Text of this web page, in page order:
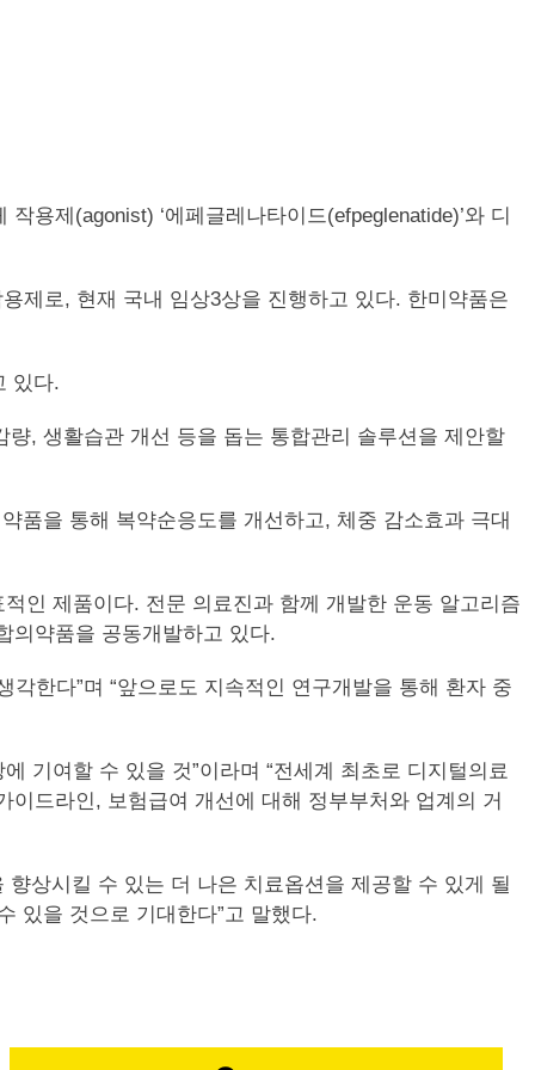
용제(agonist) ‘에페글레나타이드(efpeglenatide)’와 디
제로, 현재 국내 임상3상을 진행하고 있다. 한미약품은
있다.
, 생활습관 개선 등을 돕는 통합관리 솔루션을 제안할
품을 통해 복약순응도를 개선하고, 체중 감소효과 극대
인 제품이다. 전문 의료진과 함께 개발한 운동 알고리즘
의약품을 공동개발하고 있다.
한다”며 “앞으로도 지속적인 연구개발을 통해 환자 중
기여할 수 있을 것”이라며 “전세계 최초로 디지털의료
드라인, 보험급여 개선에 대해 정부부처와 업계의 거
상시킬 수 있는 더 나은 치료옵션을 제공할 수 있게 될
있을 것으로 기대한다”고 말했다.